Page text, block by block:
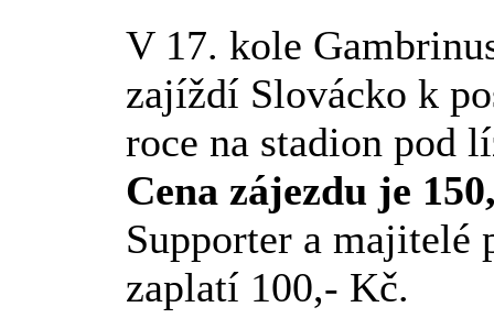
V 17. kole
zajíždí Slovácko k
roce na stadion pod
Cena zájezdu je
Supporter a majitelé
zaplatí 100,- Kč.